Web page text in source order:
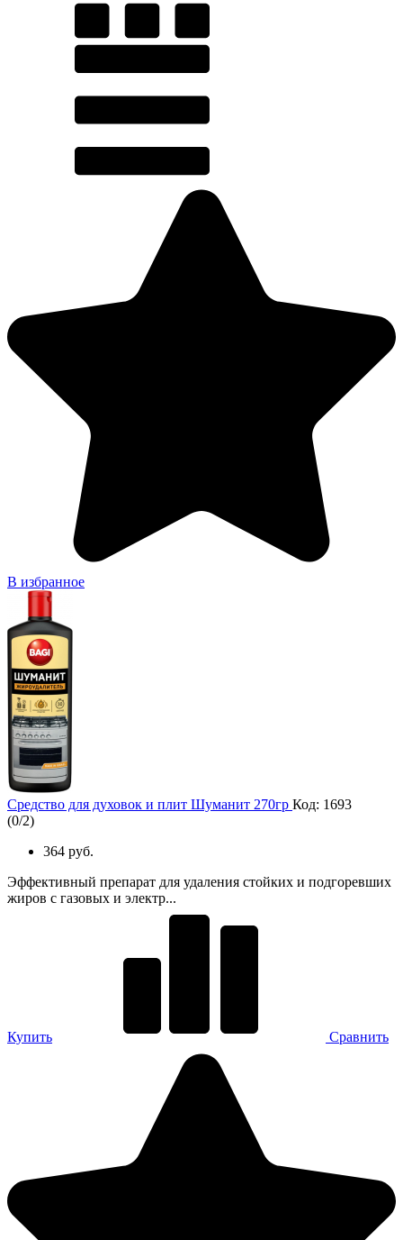
В избранное
Средство для духовок и плит Шуманит 270гр Код: 1693
(0/2)
364 руб.
Эффективный препарат для удаления стойких и подгоревших
жиров с газовых и электр...
Купить Сравнить